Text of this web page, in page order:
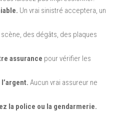
Un vrai sinistré acceptera, un
scène, des dégâts, des plaques
assurance pour vérifier les
Aucun vrai assureur ne
la police ou la gendarmerie.